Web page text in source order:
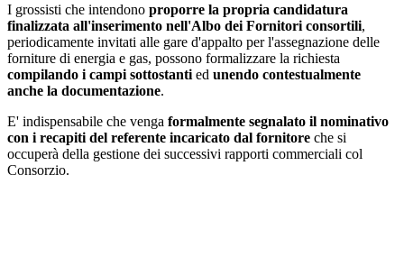
I grossisti che intendono proporre la propria candidatura
finalizzata all'inserimento nell'Albo dei Fornitori consortili,
periodicamente invitati alle gare d'appalto per l'assegnazione delle
forniture di energia e gas, possono formalizzare la richiesta
compilando i campi sottostanti ed unendo contestualmente
anche la documentazione.
E' indispensabile che venga formalmente segnalato il nominativo
con i recapiti del referente incaricato dal fornitore che si
occuperà della gestione dei successivi rapporti commerciali col
Consorzio.